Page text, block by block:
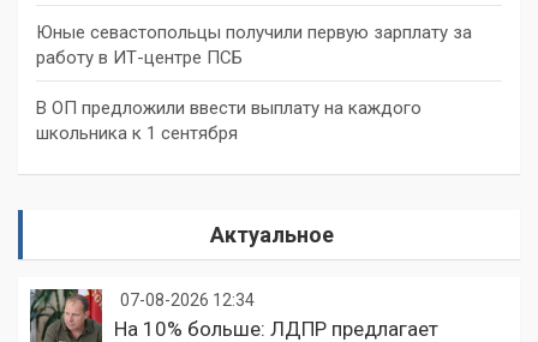
Юные севастопольцы получили первую зарплату за
работу в ИТ-центре ПСБ
В ОП предложили ввести выплату на каждого
школьника к 1 сентября
Актуальное
07-08-2026 12:34
На 10% больше: ЛДПР предлагает